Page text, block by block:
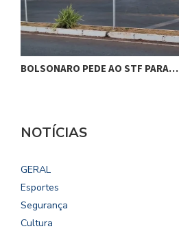
BOLSONARO PEDE AO STF PARA…
NOTÍCIAS
GERAL
Esportes
Segurança
Cultura